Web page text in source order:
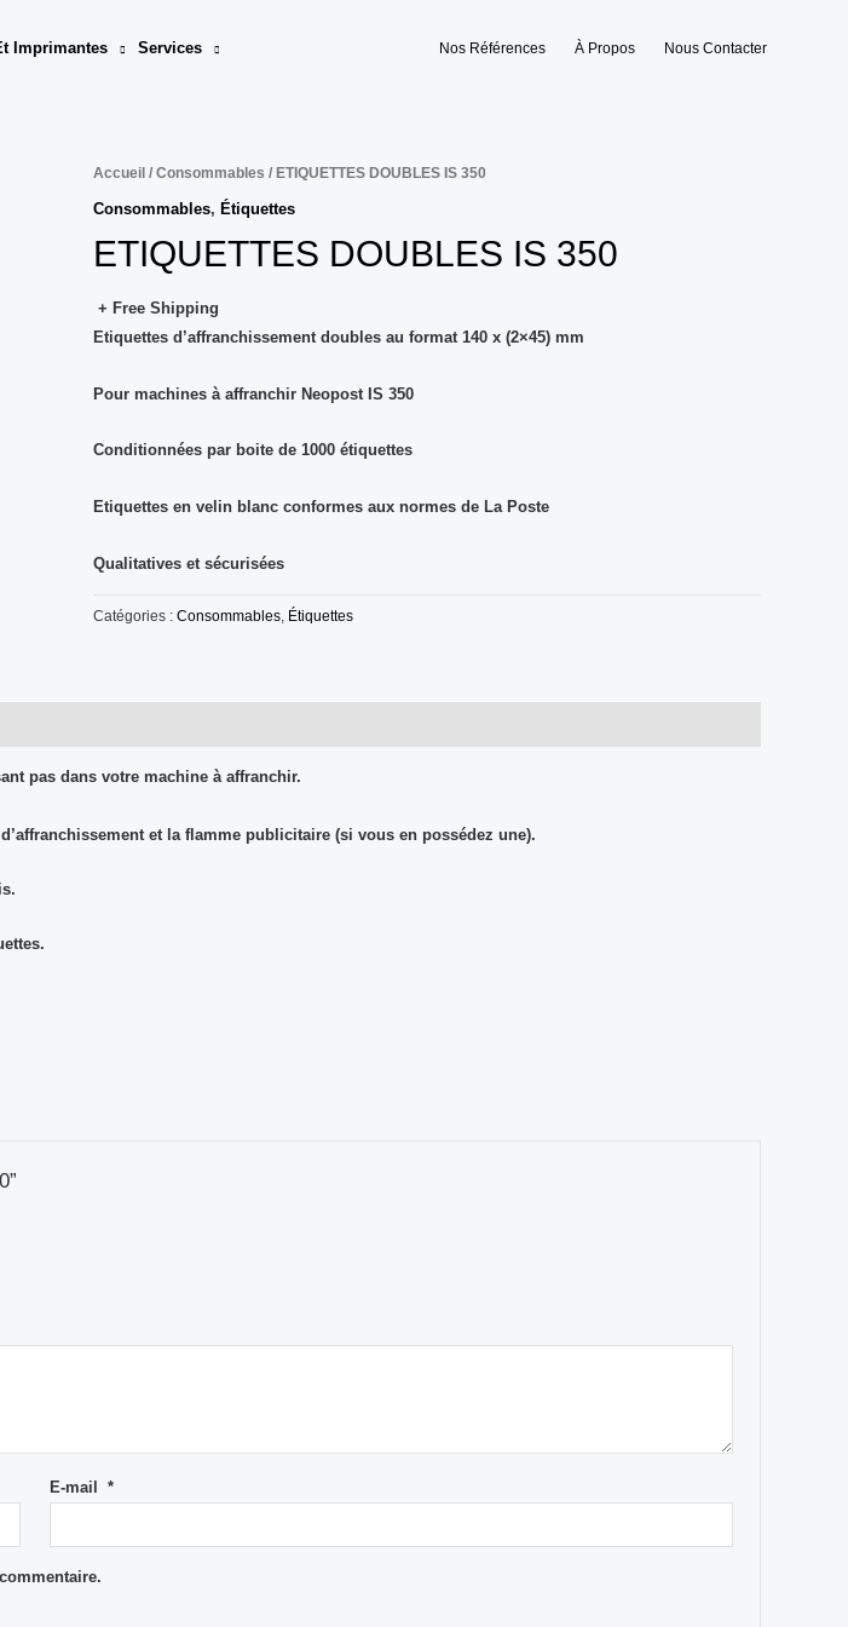
Imprimantes Services Nos Références À Propos Nous Contacter
Accueil / Consommables / ETIQUETTES DOUBLES IS 350
Consommables, Étiquettes
ETIQUETTES DOUBLES IS 350
+ Free Shipping
Etiquettes d’affranchissement doubles au format 140 x (2×45) mm
Pour machines à affranchir Neopost IS 350
Conditionnées par boite de 1000 étiquettes
Etiquettes en velin blanc conformes aux normes de La Poste
Qualitatives et sécurisées
Catégories : Consommables Étiquettes
pas dans votre machine à affranchir.
et la flamme publicitaire (si vous en possédez une).
.
E-mail *